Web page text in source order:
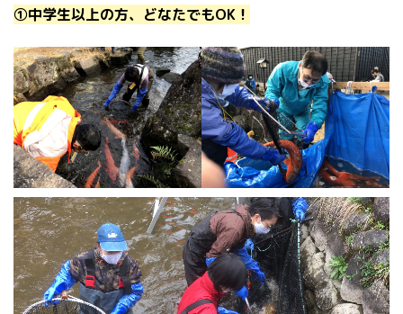
①中学生以上の方、どなたでもOK！